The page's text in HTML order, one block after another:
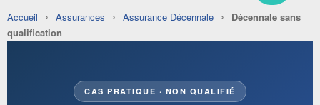
Accueil › Assurances › Assurance Décennale ›
Décennale sans
qualification
CAS PRATIQUE · NON QUALIFIÉ